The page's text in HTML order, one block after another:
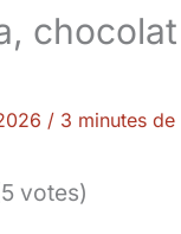
/ 3 minutes
votes)